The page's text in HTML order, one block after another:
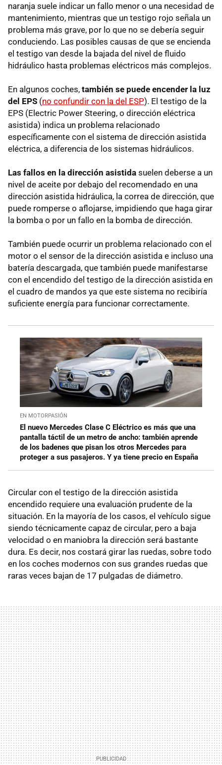
naranja suele indicar un fallo menor o una necesidad de
mantenimiento, mientras que un testigo rojo señala un
problema más grave, por lo que no se debería seguir
conduciendo. Las posibles causas de que se encienda
el testigo van desde la bajada del nivel de fluido
hidráulico hasta problemas eléctricos más complejos.
En algunos coches, también se puede encender la luz
del EPS (no confundir con la del ESP). El testigo de la
EPS (Electric Power Steering, o dirección eléctrica
asistida) indica un problema relacionado
específicamente con el sistema de dirección asistida
eléctrica, a diferencia de los sistemas hidráulicos.
Las fallos en la dirección asistida suelen deberse a un
nivel de aceite por debajo del recomendado en una
dirección asistida hidráulica, la correa de dirección, que
puede romperse o aflojarse, impidiendo que haga girar
la bomba o por un fallo en la bomba de dirección.
También puede ocurrir un problema relacionado con el
motor o el sensor de la dirección asistida e incluso una
batería descargada, que también puede manifestarse
con el encendido del testigo de la dirección asistida en
el cuadro de mandos ya que este sistema no recibiría
suficiente energía para funcionar correctamente.
EN MOTORPASIÓN
El nuevo Mercedes Clase C Eléctrico es más que una
pantalla táctil de un metro de ancho: también aprende
de los badenes que pisan los otros Mercedes para
proteger a sus pasajeros. Y ya tiene precio en España
Circular con el testigo de la dirección asistida
encendido requiere una evaluación prudente de la
situación. En la mayoría de los casos, el vehículo sigue
siendo técnicamente capaz de circular, pero a baja
velocidad o en maniobra la dirección será bastante
dura. Es decir, nos costará girar las ruedas, sobre todo
en los coches modernos con sus grandes ruedas que
raras veces bajan de 17 pulgadas de diámetro.